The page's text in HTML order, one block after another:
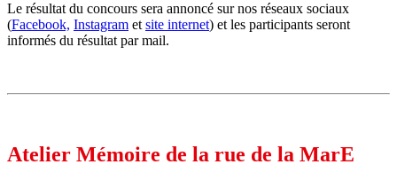
Le résultat du concours sera annoncé sur nos réseaux sociaux
(Facebook, Instagram et site internet) et les participants seront
informés du résultat par mail.
Atelier Mémoire de la rue de la MarE